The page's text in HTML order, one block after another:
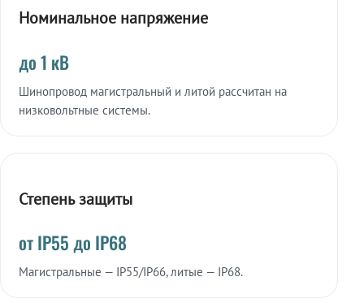
Номинальное напряжение
до 1 кВ
Шинопровод магистральный и литой рассчитан на
низковольтные системы.
Степень защиты
от IP55 до IP68
Магистральные — IP55/IP66, литые — IP68.